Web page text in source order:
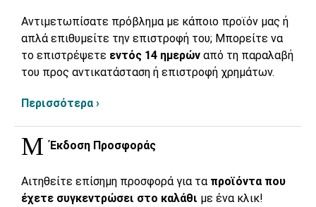
Αντιμετωπίσατε πρόβλημα με κάποιο προϊόν μας ή
απλά επιθυμείτε την επιστροφή του; Μπορείτε να
το επιστρέψετε εντός 14 ημερών από τη παραλαβή
του προς αντικατάσταση ή επιστροφή χρημάτων.
Περισσότερα ›
Έκδοση Προσφοράς
Αιτηθείτε επίσημη προσφορά για τα προϊόντα που
έχετε συγκεντρώσει στο καλάθι με ένα κλικ!